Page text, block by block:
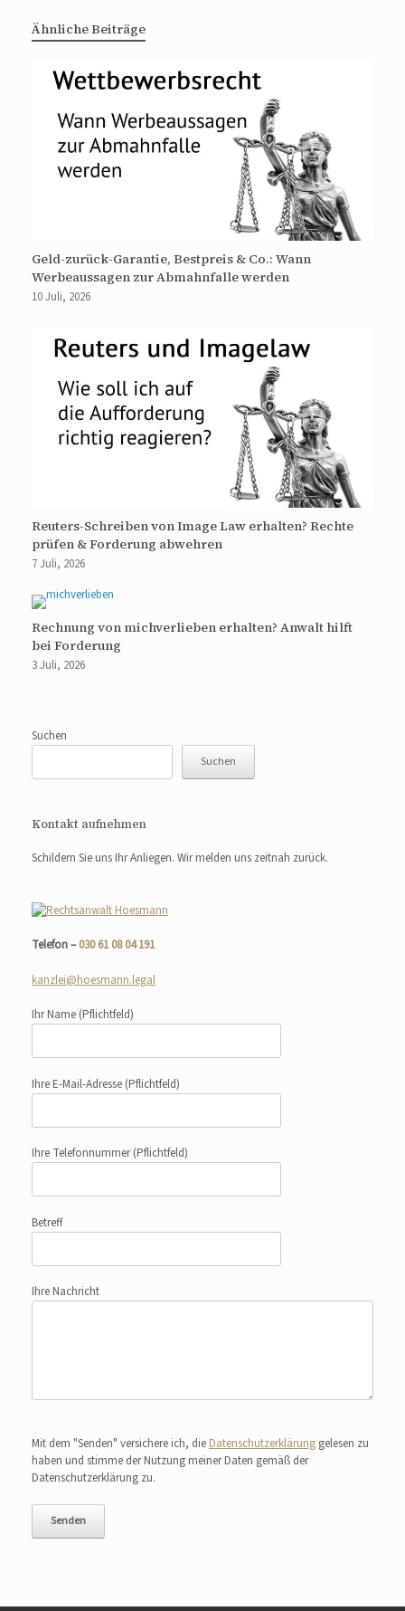
Ähnliche Beiträge
Geld-zurück-Garantie, Bestpreis & Co.: Wann
Werbeaussagen zur Abmahnfalle werden
10 Juli, 2026
Reuters-Schreiben von Image Law erhalten? Rechte
prüfen & Forderung abwehren
7 Juli, 2026
Rechnung von michverlieben erhalten? Anwalt hilft
bei Forderung
3 Juli, 2026
Suchen
Suchen
Kontakt aufnehmen
Schildern Sie uns Ihr Anliegen. Wir melden uns zeitnah zurück.
Telefon –030 61 08 04 191
kanzlei@hoesmann.legal
Ihr Name (Pflichtfeld)
Ihre E-Mail-Adresse (Pflichtfeld)
Ihre Telefonnummer(Pflichtfeld)
Betreff
Ihre Nachricht
Mit dem "Senden" versichere ich, die Datenschutzerklärung gelesen zu
haben und stimme der Nutzung meiner Daten gemäß der
Datenschutzerklärung zu.